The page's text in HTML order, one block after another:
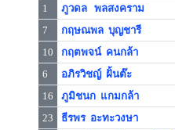
1
ภูวดล พลสงคราม
7
กฤษณพล บุญชารี
10
กฤตพจน์ คนกล้า
6
อภิรวิชญ์ ฝั้นต๊ะ
16
ภูมิชนก แกมกล้า
23
ธีรพร อะทะวงษา